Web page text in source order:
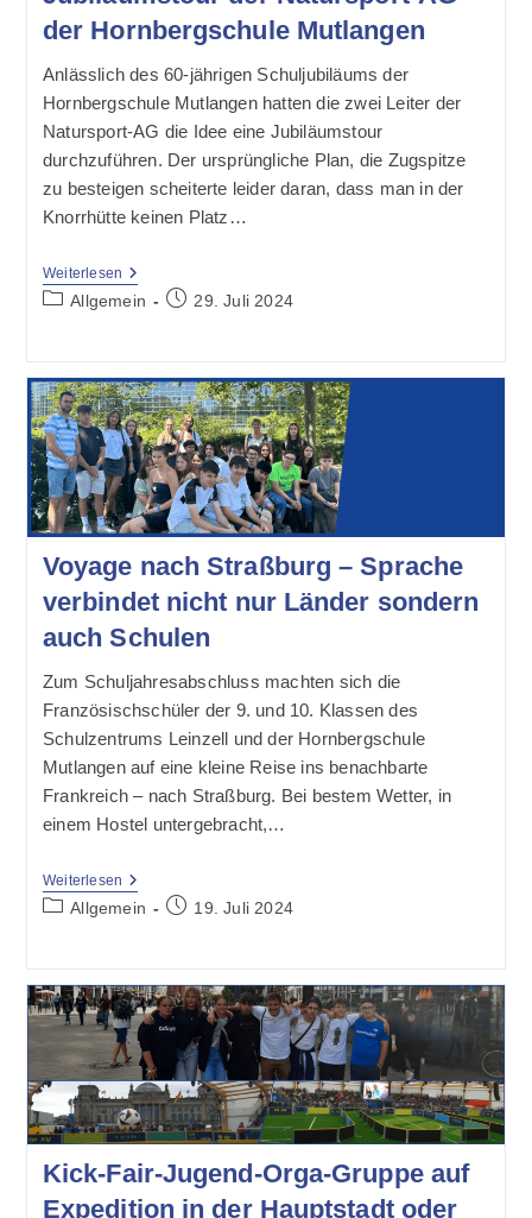
der Hornbergschule Mutlangen
Anlässlich des 60-jährigen Schuljubiläums der
Hornbergschule Mutlangen hatten die zwei Leiter der
Natursport-AG die Idee eine Jubiläumstour
durchzuführen. Der ursprüngliche Plan, die Zugspitze
zu besteigen scheiterte leider daran, dass man in der
Knorrhütte keinen Platz…
Weiterlesen Jubiläumstour
Der
Natursport-
Mutlangen
Beitrags-
Allgemein
Beitrag29. Juli 2024
Voyage nach Straßburg – Sprache
verbindet nicht nur Länder sondern
auch Schulen
Zum Schuljahresabschluss machten sich die
Französischschüler der 9. und 10. Klassen des
Schulzentrums Leinzell und der Hornbergschule
Mutlangen auf eine kleine Reise ins benachbarte
Frankreich – nach Straßburg. Bei bestem Wetter, in
einem Hostel untergebracht,…
Weiterlesen Voyage
Nach
Straßburg
Nicht
Nur
Länder
Sondern
Auch
Schulen
Beitrags-
Allgemein
Beitrag19. Juli 2024
Kick-Fair-Jugend-Orga-Gruppe auf
Expedition in der Hauptstadt oder